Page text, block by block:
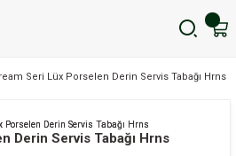
Seri Lüx Porselen Derin Servis Tabağı Hrns
Derin Servis Tabağı Hrns